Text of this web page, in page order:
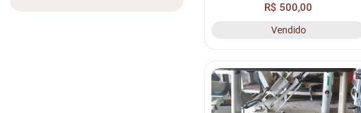
R$ 500,00
Vendido